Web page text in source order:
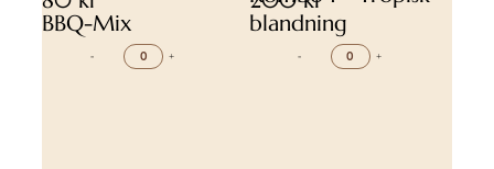
BBQ-Mix
- +
blandning
- +